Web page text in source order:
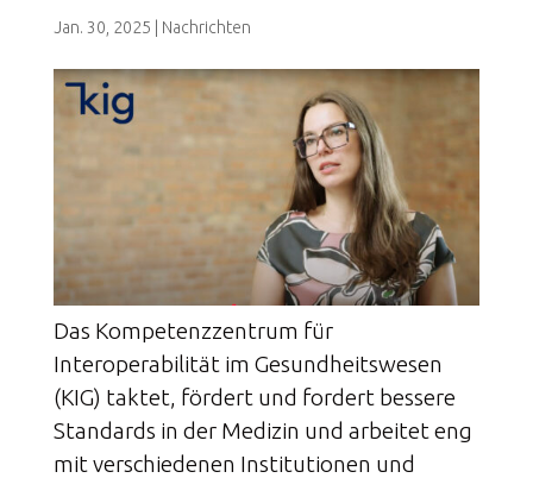
Jan. 30, 2025 Nachrichten
Das Kompetenzzentrum für
Interoperabilität im Gesundheitswesen
(KIG) taktet, fördert und fordert bessere
Standards in der Medizin und arbeitet eng
mit verschiedenen Institutionen und